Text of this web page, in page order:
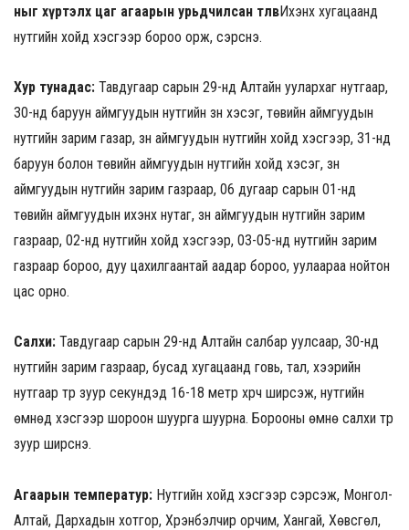
ныг хүртэлх цаг агаарын урьдчилсан төлөвИхэнх хугацаанд
нутгийн хойд хэсгээр бороо орж, сэрүүснэ.
Хур тунадас: Тавдугаар сарын 29-нд Алтайн уулархаг нутгаар,
30-нд баруун аймгуудын нутгийн зүүн хэсэг, төвийн аймгуудын
нутгийн зарим газар, зүүн аймгуудын нутгийн хойд хэсгээр, 31-нд
баруун болон төвийн аймгуудын нутгийн хойд хэсэг, зүүн
аймгуудын нутгийн зарим газраар, 06 дугаар сарын 01-нд
төвийн аймгуудын ихэнх нутаг, зүүн аймгуудын нутгийн зарим
газраар, 02-нд нутгийн хойд хэсгээр, 03-05-нд нутгийн зарим
газраар бороо, дуу цахилгаантай аадар бороо, уулаараа нойтон
цас орно.
Салхи: Тавдугаар сарын 29-нд Алтайн салбар уулсаар, 30-нд
нутгийн зарим газраар, бусад хугацаанд говь, тал, хээрийн
нутгаар түр зуур секундэд 16-18 метр хүрч ширүүсэж, нутгийн
өмнөд хэсгээр шороон шуурга шуурна. Борооны өмнө салхи түр
зуур ширүүснэ.
Агаарын температур: Нутгийн хойд хэсгээр сэрүүсэж, Монгол-
Алтай, Дархадын хотгор, Хүрэнбэлчир орчим, Хангай, Хөвсгөл,